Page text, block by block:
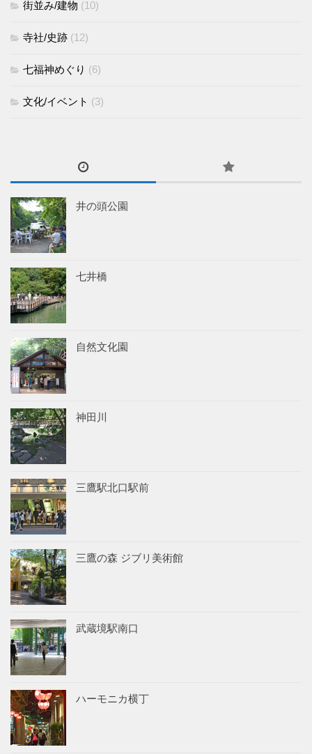
街並み/建物 (10)
寺社/史跡 (12)
七福神めぐり (6)
文化/イベント (3)
井の頭公園
七井橋
自然文化園
神田川
三鷹駅北口駅前
三鷹の森 ジブリ美術館
武蔵境駅南口
ハーモニカ横丁